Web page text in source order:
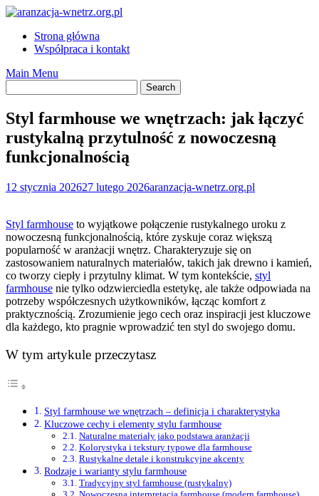
Skip
contentStrona główna
Współpraca i kontakt
Main Menu
Styl farmhouse we wnętrzach: jak łączyć
rustykalną przytulność z nowoczesną
funkcjonalnością
12 stycznia 202627 lutego 2026aranzacja-wnetrz.org.pl
Styl farmhouse to wyjątkowe połączenie rustykalnego uroku z
nowoczesną funkcjonalnością, które zyskuje coraz większą
popularność w aranżacji wnętrz. Charakteryzuje się on
zastosowaniem naturalnych materiałów, takich jak drewno i kamień,
co tworzy ciepły i przytulny klimat. W tym kontekście, styl
farmhouse nie tylko odzwierciedla estetykę, ale także odpowiada na
potrzeby współczesnych użytkowników, łącząc komfort z
praktycznością. Zrozumienie jego cech oraz inspiracji jest kluczowe
dla każdego, kto pragnie wprowadzić ten styl do swojego domu.
W tym artykule przeczytasz
Styl farmhouse we wnętrzach – definicja i charakterystyka
Kluczowe cechy i elementy stylu farmhouse
Naturalne materiały jako podstawa aranżacji
Kolorystyka i tekstury typowe dla farmhouse
Rustykalne detale i konstrukcyjne akcenty
Rodzaje i warianty stylu farmhouse
Tradycyjny styl farmhouse (rustykalny)